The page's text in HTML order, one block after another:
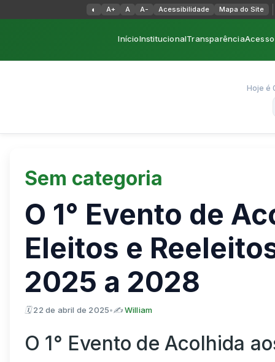
◐ Alternar alto contraste
A+ A A- Acessibilidade Mapa do Site
InícioInstitucionalTransparência
Hoje é
Sem categoria
O 1° Evento de
Eleitos e
2025 a 2028
🗓22 de abril de 2025•✍️ William
O 1° Evento de Acolhida